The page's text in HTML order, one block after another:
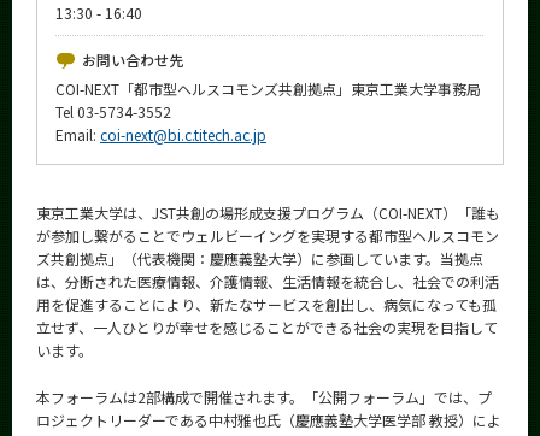
13:30 - 16:40
お問い合わせ先
COI-NEXT「都市型ヘルスコモンズ共創拠点」東京⼯業⼤学事務局
Tel 03-5734-3552
Email: coi-next@bi.c.titech.ac.jp
東京工業大学は、JST共創の場形成支援プログラム（COI-NEXT）「誰も
が参加し繋がることでウェルビーイングを実現する都市型ヘルスコモン
ズ共創拠点」（代表機関：慶應義塾大学）に参画しています。当拠点
は、分断された医療情報、介護情報、生活情報を統合し、社会での利活
用を促進することにより、新たなサービスを創出し、病気になっても孤
立せず、一人ひとりが幸せを感じることができる社会の実現を目指して
います。
本フォーラムは2部構成で開催されます。「公開フォーラム」では、プ
ロジェクトリーダーである中村雅也氏（慶應義塾大学医学部 教授）によ
イベントカレンダー
Event Calendar
今後のイベント
今後の課程別イベント
サイト構成
系詳細情報